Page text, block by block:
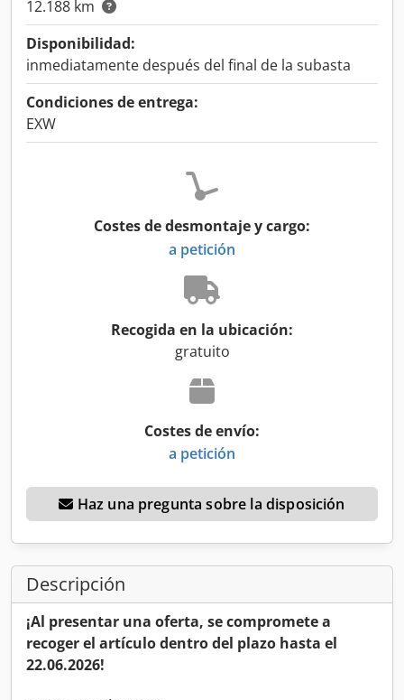
12.188 km
Disponibilidad:
inmediatamente después del final de la subasta
Condiciones de entrega:
EXW
Costes de desmontaje y cargo:
a petición
Recogida en la ubicación:
gratuito
Costes de envío:
a petición
Haz una pregunta sobre la disposición
Descripción
¡Al presentar una oferta, se compromete a
recoger el artículo dentro del plazo hasta el
22.06.2026!